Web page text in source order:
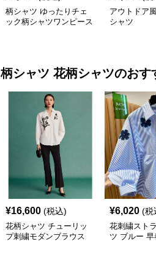
柄シャツ ゆったりチェ
ック柄シャツワンピース
アウトドア
シャツ
柄シャツ 花柄シャツのおす
¥16,600 (税込)
花柄シャツ チューリッ
プ刺繍モダンブラウス
¥6,020 (税
花刺繍スト
ツ ブルー